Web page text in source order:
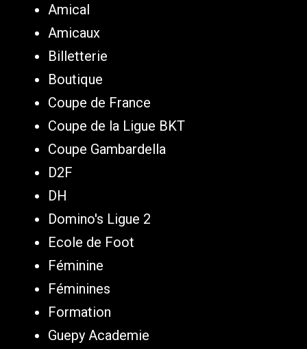
Amical
Amicaux
Billetterie
Boutique
Coupe de France
Coupe de la Ligue BKT
Coupe Gambardella
D2F
DH
Domino's Ligue 2
Ecole de Foot
Féminine
Féminines
Formation
Guepy Academie